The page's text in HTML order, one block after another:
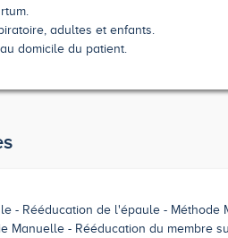
adultes et enfants.
domicile du patient.
Rééducation de l'épaule Méthode
Manuelle Rééducation du membre